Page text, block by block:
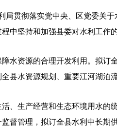
局贯彻落实党中央 、区党委关于
中坚持和加强县委对水利工作
障水资源的合理开发利用。拟
县水资源规划、重要江河湖泊
活、生产经营和生态环境用水的
督管理，拟订全县水利 中长期